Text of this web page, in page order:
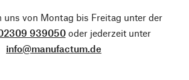
uns von Montag bis Freitag unter der
939050oder jederzeit unter
info@manufactum.de